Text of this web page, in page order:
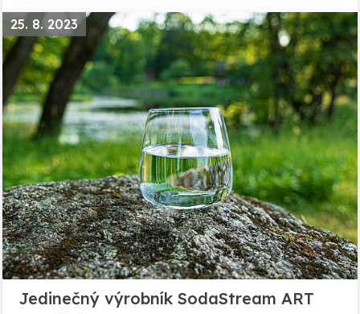
25. 8. 2023
Jedinečný výrobník SodaStream ART